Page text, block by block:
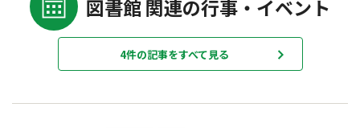
図書館 関連の行事・イベント
4件の記事をすべて見る